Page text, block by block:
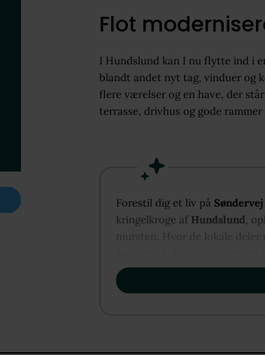
Flot
I Hundslund kan I nu flytte ind i
blandt andet nyt tag, vinduer og
flere værelser og en have, der
terrasse, drivhus og gode
Forestil dig et liv på
kringelkroge af Hundslund ,
mursten. Hvor de lokale
vise dig, hvordan Hundslund